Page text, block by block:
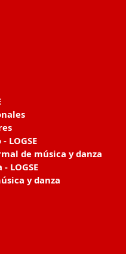
LOGSE
de música y danza
LOGSE
y danza